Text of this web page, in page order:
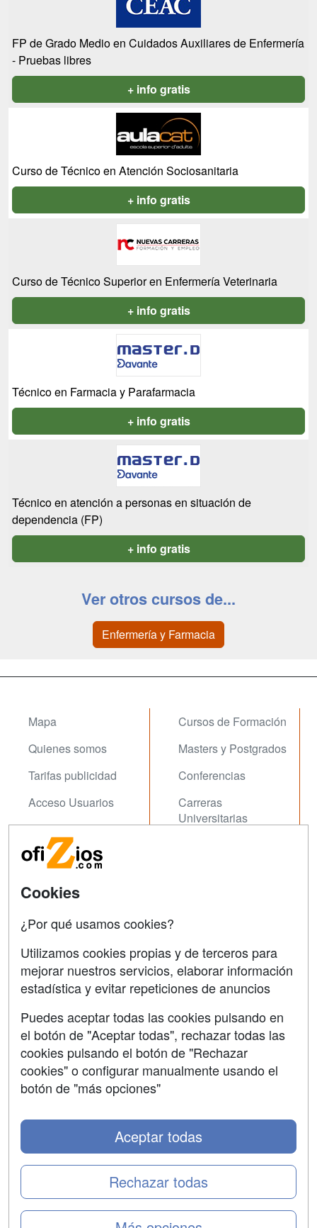
FP de Grado Medio en Cuidados Auxiliares de Enfermería
- Pruebas libres
+ info gratis
Curso de Técnico en Atención Sociosanitaria
+ info gratis
Curso de Técnico Superior en Enfermería Veterinaria
+ info gratis
Técnico en Farmacia y Parafarmacia
+ info gratis
Técnico en atención a personas en situación de
dependencia (FP)
+ info gratis
Ver otros cursos de...
Enfermería y Farmacia
Mapa
Quienes somos
Tarifas publicidad
Acceso Usuarios
Acceso Centros
Cursos de Formación
Masters y Postgrados
Conferencias
Carreras
Universitarias
Contactar
Copyleft
Grupo formazion:
Copyright 2000-2026 Formazion Web, S.L. - Calle
Cookies
¿Por qué usamos cookies?
Utilizamos cookies propias y de terceros para
mejorar nuestros servicios, elaborar información
estadística y evitar repeticiones de anuncios
Puedes aceptar todas las cookies pulsando en
el botón de "Aceptar todas", rechazar todas las
cookies pulsando el botón de "Rechazar
cookies" o configurar manualmente usando el
botón de "más opciones"
Rechazar todas
Aceptar todas